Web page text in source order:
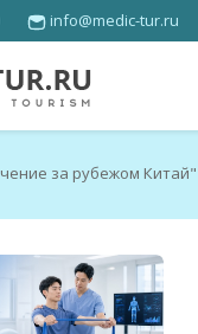
info@medic-tur.ru
за рубежом Китай"